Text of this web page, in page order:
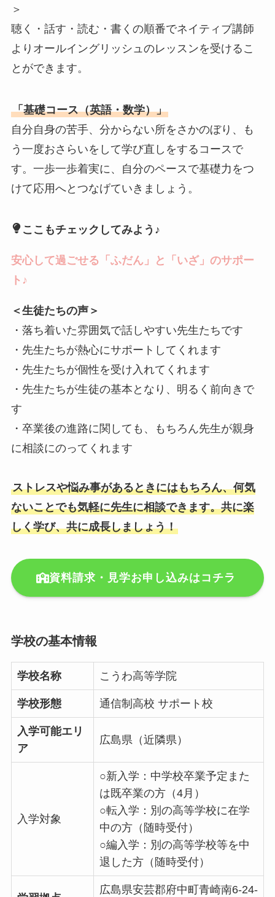
＞
聴く・話す・読む・書くの順番でネイティブ講師
よりオールイングリッシュのレッスンを受けるこ
とができます。
「基礎コース（英語・数学）」
自分自身の苦手、分からない所をさかのぼり、も
う一度おさらいをして学び直しをするコースで
す。一歩一歩着実に、自分のペースで基礎力をつ
けて応用へとつなげていきましょう。
ここもチェックしてみよう♪
安心して過ごせる「ふだん」と「いざ」のサポー
ト ♪
＜生徒たちの声＞
・落ち着いた雰囲気で話しやすい先生たちです
・先生たちが熱心にサポートしてくれます
・先生たちが個性を受け入れてくれます
・先生たちが生徒の基本となり、明るく前向きで
す
・卒業後の進路に関しても、もちろん先生が親身
に相談にのってくれます
ストレスや悩み事があるときにはもちろん、何気
ないことでも気軽に先生に相談できます。共に楽
しく学び、共に成長しましょう！
資料請求・見学お申し込みはコチラ
学校の基本情報
学校名称 こうわ高等学院
学校形態 通信制高校 サポート校
入学可能エリ
ア
広島県（近隣県）
入学対象
○新入学：中学校卒業予定また
は既卒業の方（4月）
○転入学：別の高等学校に在学
中の方（随時受付）
○編入学：別の高等学校等を中
退した方（随時受付）
広島県安芸郡府中町青崎南6-24-